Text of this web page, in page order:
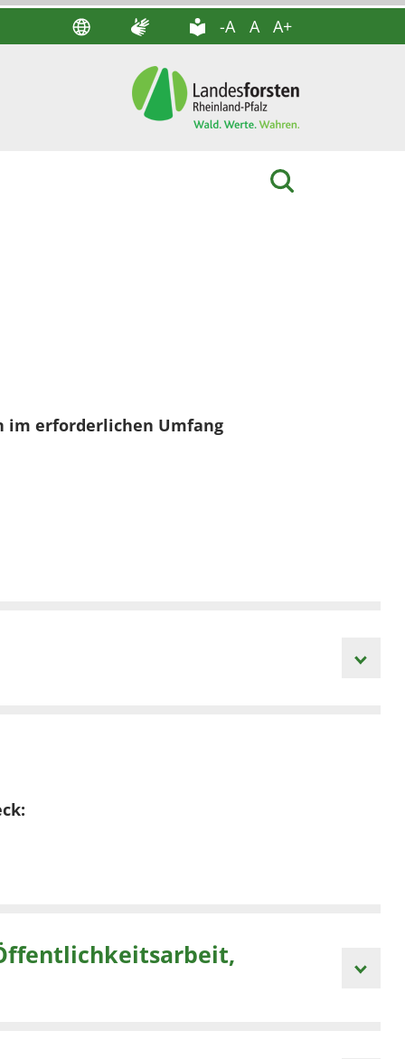
-A A A+
im erforderlichen Umfang